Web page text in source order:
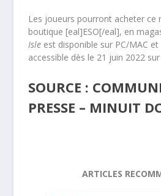
Les joueurs pourront acheter ce
boutique [eal]ESO[/eal], en
Isle est disponible sur PC/MAC
accessible dès le 21 juin 2022
SOURCE :
PRESSE – MINUIT
ARTICLES